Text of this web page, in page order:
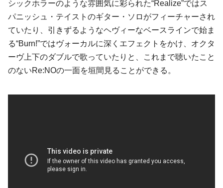
シックホラーのような雰囲気に彩られた“Realize”ではス
パニッシュ・テイストのギター・ソロがフィーチャーされ
ていたり、引きずるようなヘヴィーなベースラインで始ま
る“Burn!”ではヴォーカルに深くエフェクトをかけ、オクタ
ーヴ上下のダブルで歌っていたりと、これまで聴いたこと
のないRe:NOの一面を垣間見ることができる。